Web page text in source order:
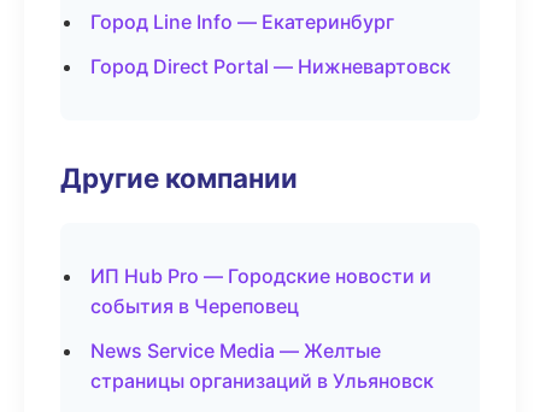
Город Line Info — Екатеринбург
Город Direct Portal — Нижневартовск
Другие компании
ИП Hub Pro — Городские новости и
события в Череповец
News Service Media — Желтые
страницы организаций в Ульяновск